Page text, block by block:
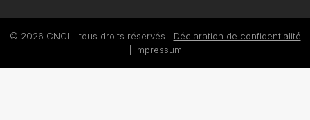
© 2026 CNCI - tous droits réservés Déclaration de confidentialité
Impressum